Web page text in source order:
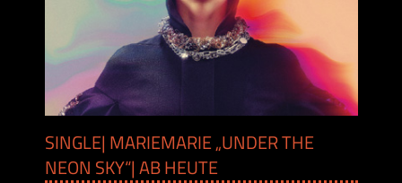
SINGLE| MARIEMARIE „UNDER THE
NEON SKY“| AB HEUTE